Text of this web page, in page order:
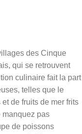
des Cinque
qui se retrouvent
culinaire fait la part
telles que le
et de fruits de mer frits
manquez pas
de poissons